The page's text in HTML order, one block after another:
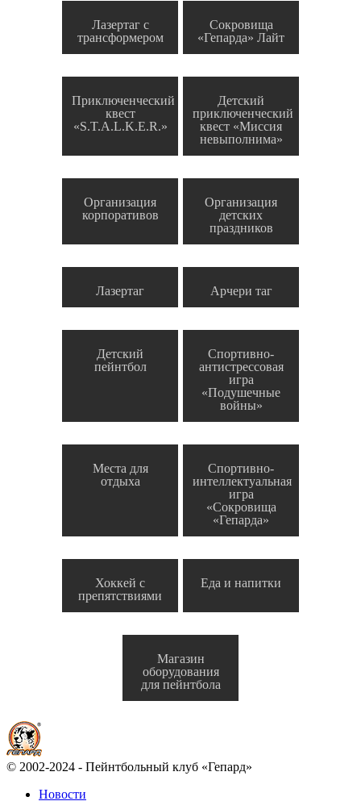
Лазертаг с
трансформером
Сокровища
«Гепарда» Лайт
Приключенческий
квест
«S.T.A.L.K.E.R.»
Детский
приключенческий
квест «Миссия
невыполнима»
Организация
корпоративов
Организация
детских
праздников
Лазертаг Арчери таг
Детский
пейнтбол
Спортивно-
антистрессовая
игра
«Подушечные
войны»
Места для
отдыха
Спортивно-
интеллектуальная
игра
«Сокровища
«Гепарда»
Хоккей с
препятствиями
Еда и напитки
Магазин
оборудования
для пейнтбола
© 2002-2024 - Пейнтбольный клуб «Гепард»
Новости